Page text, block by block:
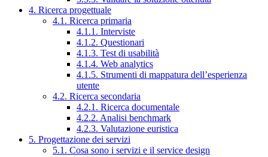
4. Ricerca progettuale
4.1. Ricerca primaria
4.1.1. Interviste
4.1.2. Questionari
4.1.3. Test di usabilità
4.1.4. Web analytics
4.1.5. Strumenti di mappatura dell’esperienza
utente
4.2. Ricerca secondaria
4.2.1. Ricerca documentale
4.2.2. Analisi benchmark
4.2.3. Valutazione euristica
5. Progettazione dei servizi
5.1. Cosa sono i servizi e il service design